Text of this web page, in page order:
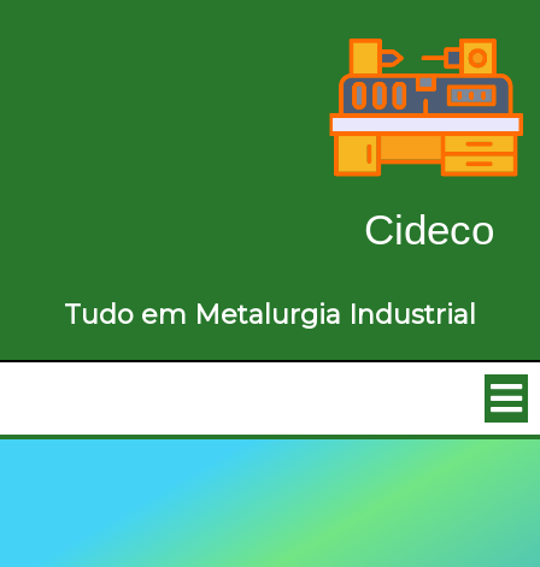
Cideco
Tudo em Metalurgia Industrial